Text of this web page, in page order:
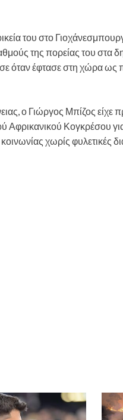
του στο
της πορείας του στα
όταν έφτασε στη χώρα
ο Γιώργος Μπίζος είχε
Αφρικανικού Κογκρέσου
χωρίς φυλετικές